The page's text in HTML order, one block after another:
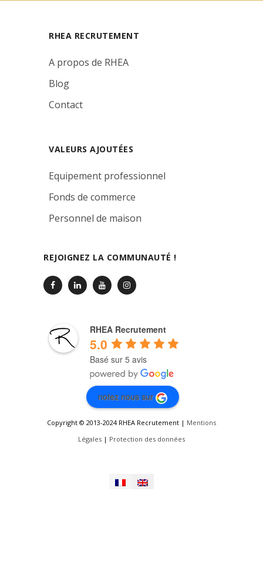
RHEA RECRUTEMENT
A propos de RHEA
Blog
Contact
VALEURS AJOUTÉES
Equipement professionnel
Fonds de commerce
Personnel de maison
REJOIGNEZ LA COMMUNAUTÉ !
RHEA Recrutement
5.0
Basé sur 5 avis
notez nous sur
Copyright © 2013-2024 RHEA Recrutement | Mentions
Légales | Protection des données